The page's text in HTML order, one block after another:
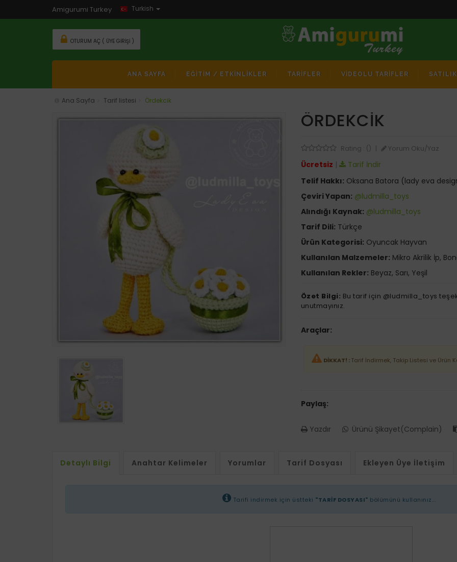
Amigurumi Turkey Turkish
OTURUM AÇ ( ÜYE GIRIŞI )
ANA SAYFA EĞİTİM / ETKİNLİKLER TARİFLER VİDEOLU TARİFLER
Ana Sayfa Tarif listesi Ördekcik
ÖRDEKCIK
Rating : () Yorum Oku/Yaz
Ücretsiz |
Tarif İndir
Telif Hakkı: Oksana Batora (lady eva
Çeviri Yapan: @ludmilla_toys
Alındığı Kaynak: @ludmilla_toys
Tarif Dili: Türkçe
Ürün Kategorisi: Oyuncak Hayvan
Kullanılan Malzemeler: Mikro Akrilik İp,
Kullanılan Rekler: Beyaz, Sarı, Yeşil
Özet Bilgi: Bu tarif için @ludmilla_toys
unutmayınız.
Araçlar:
DİKKAT! :Tarif İndirmek, Takip Listesi ve Ürün
Paylaş:
Yazdır Ürünü Şikayet(Complain)
Detaylı Bilgi Anahtar Kelimeler Yorumlar Tarif Dosyası Ekleyen Üye İletişim
Tarifi indirmek için üstteki "TARİF DOSYASI" bölümünü kullanınız...